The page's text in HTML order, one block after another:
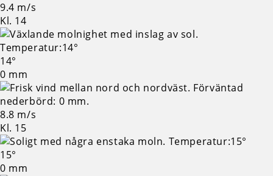
9.4 m/s
Kl. 14
14°
0 mm
8.8 m/s
Kl. 15
15°
0 mm